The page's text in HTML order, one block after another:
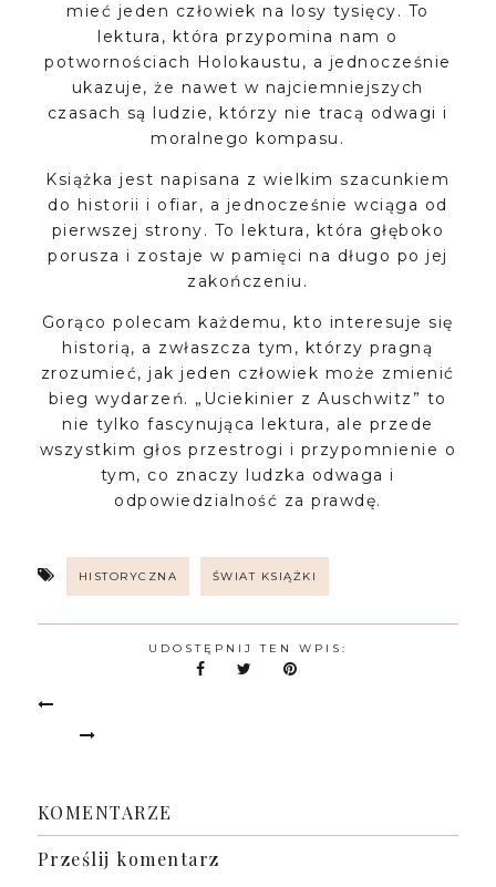
mieć jeden człowiek na losy tysięcy. To
lektura, która przypomina nam o
potwornościach Holokaustu, a jednocześnie
ukazuje, że nawet w najciemniejszych
czasach są ludzie, którzy nie tracą odwagi i
moralnego kompasu.
Książka jest napisana z wielkim szacunkiem
do historii i ofiar, a jednocześnie wciąga od
pierwszej strony. To lektura, która głęboko
porusza i zostaje w pamięci na długo po jej
zakończeniu.
Gorąco polecam każdemu, kto interesuje się
historią, a zwłaszcza tym, którzy pragną
zrozumieć, jak jeden człowiek może zmienić
bieg wydarzeń. „Uciekinier z Auschwitz” to
nie tylko fascynująca lektura, ale przede
wszystkim głos przestrogi i przypomnienie o
tym, co znaczy ludzka odwaga i
odpowiedzialność za prawdę.
HISTORYCZNA ŚWIAT KSIĄŻKI
UDOSTĘPNIJ TEN WPIS:
KOMENTARZE
Prześlij komentarz